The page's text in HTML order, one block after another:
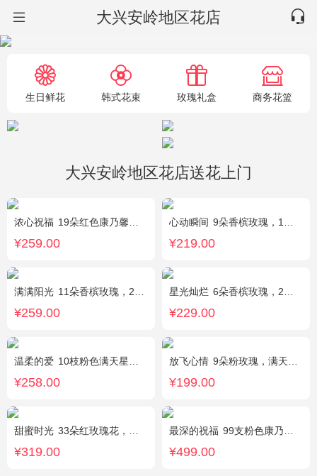
大兴安岭地区花店
生日鲜花 韩式花束 玫瑰礼盒 商务花篮
大兴安岭地区花店送花上门
浓心祝福 19朵红色康乃馨，2支多头粉百合，绿叶搭配
¥259.00
心动瞬间 9朵香槟玫瑰，1个蓝色绣球，1支多头白百合，桔梗、绿叶搭配
¥219.00
满满阳光 11朵香槟玫瑰，2朵向日葵，1个蓝色绣球，配花、桔梗、绿叶搭配
¥259.00
星光灿烂 6朵香槟玫瑰，2朵向日葵，1个蓝色绣球，桔梗、小花、绿叶搭配
¥229.00
温柔的爱 10枝粉色满天星，1条灯带
¥258.00
放飞心情 9朵粉玫瑰，满天星、栀子叶适量
¥199.00
甜蜜时光 33朵红玫瑰花，外围相思梅配花，黑色饰条环绕
¥319.00
最深的祝福 99支粉色康乃馨，搭配绿叶、黄莺。
¥499.00